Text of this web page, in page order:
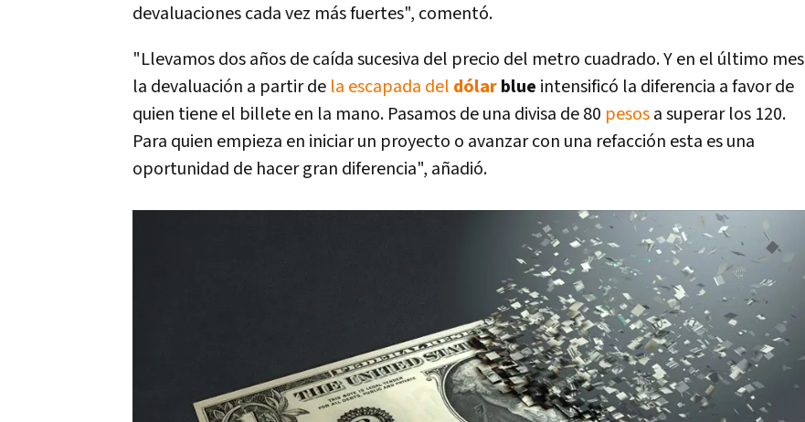
devaluaciones cada vez más fuertes", comentó.
"Llevamos dos años de caída sucesiva del precio del metro cuadrado. Y en el último mes
la devaluación a partir de la escapada del dólarblue intensificó la diferencia a favor de
quien tiene el billete en la mano. Pasamos de una divisa de 80 pesosa superar los 120.
Para quien empieza en iniciar un proyecto o avanzar con una refacción esta es una
oportunidad de hacer gran diferencia", añadió.